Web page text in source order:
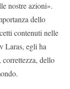
nostre azioni».
dello
contenuti nelle
Laras, egli ha
dello